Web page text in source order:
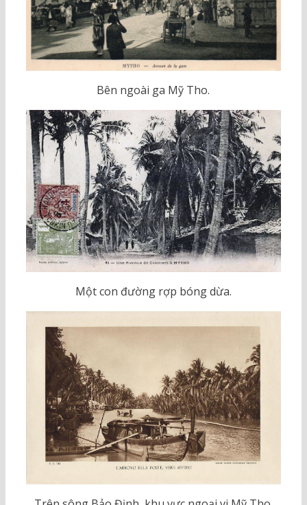
Bên ngoài ga Mỹ Tho.
Một con đường rợp bóng dừa.